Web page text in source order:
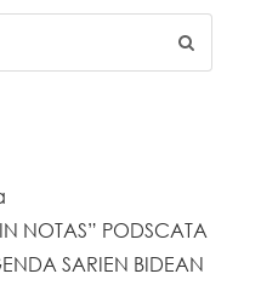
NOTAS” PODSCATA
SARIEN BIDEAN